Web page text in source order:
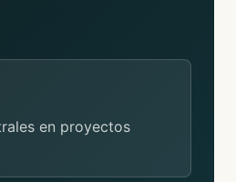
en proyectos